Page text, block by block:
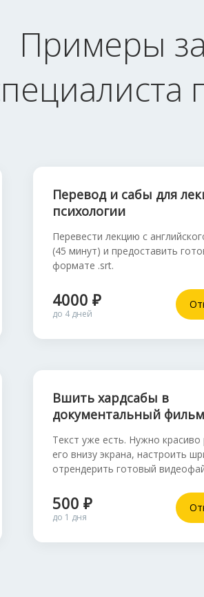
Примеры
Перевод и сабы для
психологии
Перевести лекцию с
(45 минут) и предоставить
формате .srt.
4000 ₽
до 4 дней
Вшить хардсабы в
документальный фильм
Текст уже есть. Нужно
его внизу экрана, настроить
отрендерить готовый
500 ₽
до 1 дня